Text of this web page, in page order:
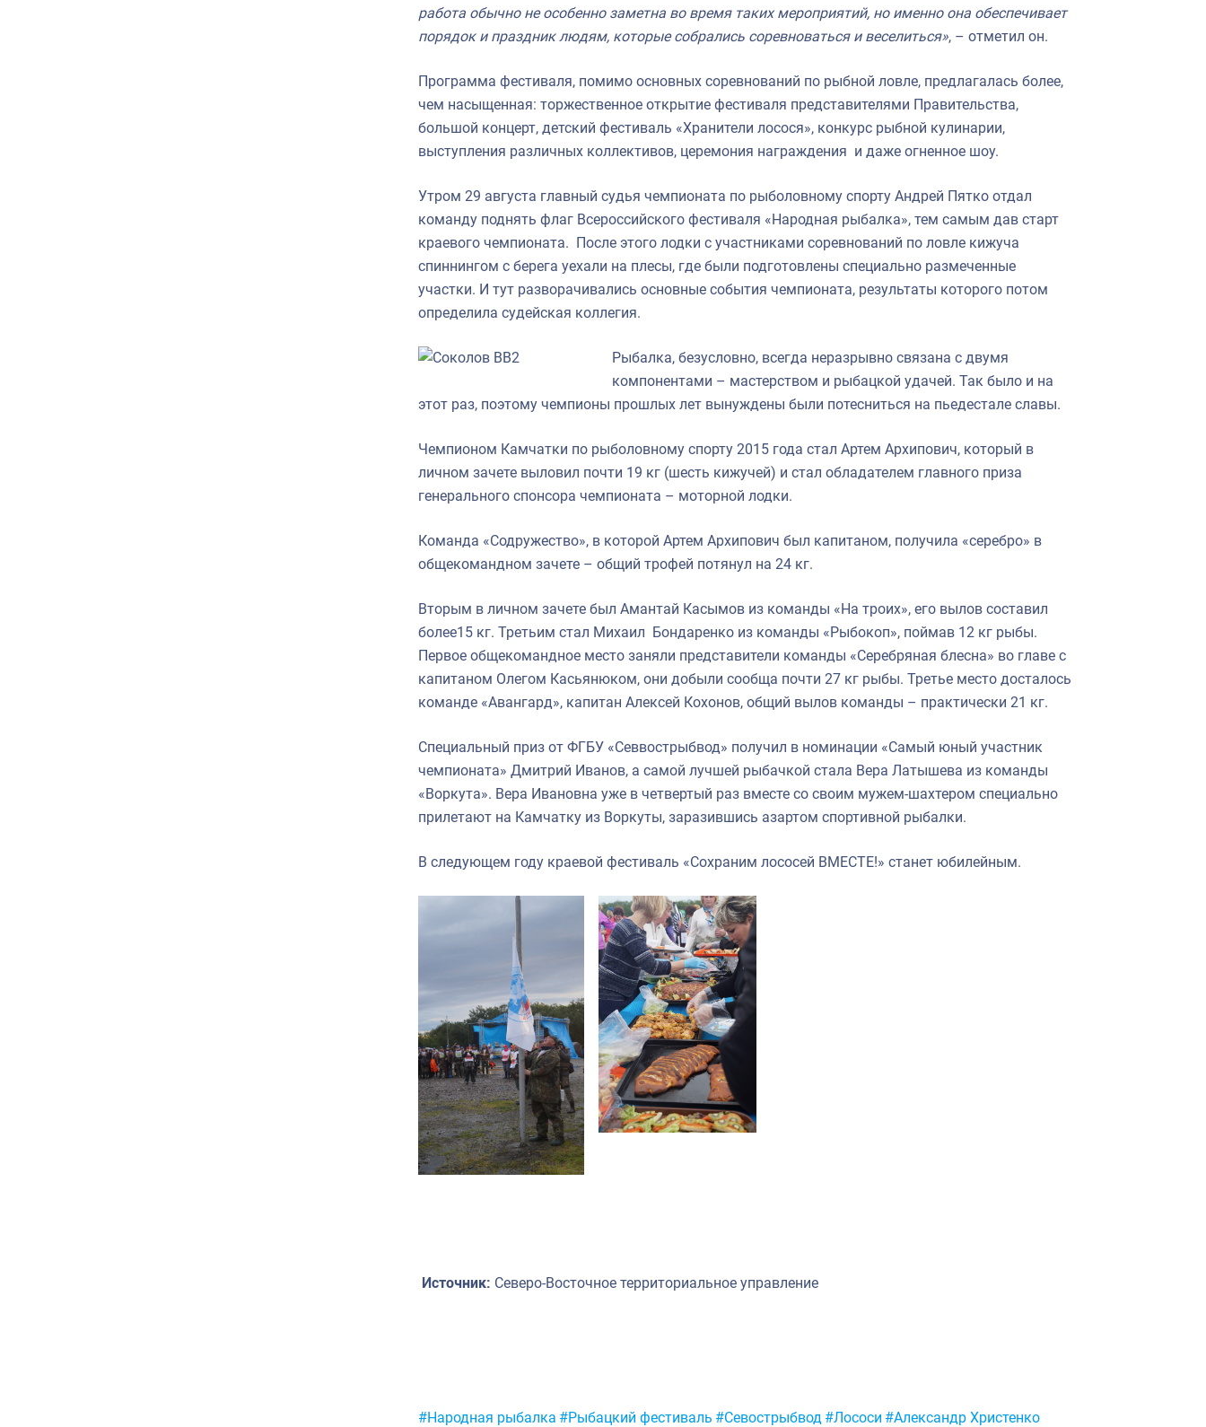
работа обычно не особенно заметна во время таких мероприятий, но именно она обеспечивает
порядок и праздник людям, которые собрались соревноваться и веселиться», – отметил он.
Программа фестиваля, помимо основных соревнований по рыбной ловле, предлагалась более,
чем насыщенная: торжественное открытие фестиваля представителями Правительства,
большой концерт, детский фестиваль «Хранители лосося», конкурс рыбной кулинарии,
выступления различных коллективов, церемония награждения и даже огненное шоу.
Утром 29 августа главный судья чемпионата по рыболовному спорту Андрей Пятко отдал
команду поднять флаг Всероссийского фестиваля «Народная рыбалка», тем самым дав старт
краевого чемпионата. После этого лодки с участниками соревнований по ловле кижуча
спиннингом с берега уехали на плесы, где были подготовлены специально размеченные
участки. И тут разворачивались основные события чемпионата, результаты которого потом
определила судейская коллегия.
Рыбалка, безусловно, всегда неразрывно связана с двумя
компонентами – мастерством и рыбацкой удачей. Так было и на
этот раз, поэтому чемпионы прошлых лет вынуждены были потесниться на пьедестале славы.
Чемпионом Камчатки по рыболовному спорту 2015 года стал Артем Архипович, который в
личном зачете выловил почти 19 кг (шесть кижучей) и стал обладателем главного приза
генерального спонсора чемпионата – моторной лодки.
Команда «Содружество», в которой Артем Архипович был капитаном, получила «серебро» в
общекомандном зачете – общий трофей потянул на 24 кг.
Вторым в личном зачете был Амантай Касымов из команды «На троих», его вылов составил
более15 кг. Третьим стал Михаил Бондаренко из команды «Рыбокоп», поймав 12 кг рыбы.
Первое общекомандное место заняли представители команды «Серебряная блесна» во главе с
капитаном Олегом Касьянюком, они добыли сообща почти 27 кг рыбы. Третье место досталось
команде «Авангард», капитан Алексей Кохонов, общий вылов команды – практически 21 кг.
Специальный приз от ФГБУ «Севвострыбвод» получил в номинации «Самый юный участник
чемпионата» Дмитрий Иванов, а самой лучшей рыбачкой стала Вера Латышева из команды
«Воркута». Вера Ивановна уже в четвертый раз вместе со своим мужем-шахтером специально
прилетают на Камчатку из Воркуты, заразившись азартом спортивной рыбалки.
В следующем году краевой фестиваль «Сохраним лососей ВМЕСТЕ!» станет юбилейным.
Источник: Северо-Восточное территориальное управление
Метки:
#Народная рыбалка #Рыбацкий фестиваль #Севострыбвод #Лососи #Александр Христенко